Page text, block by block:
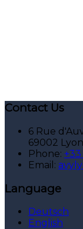
Contact Us
6 Rue
69002 Lyon
Phone:
Email:
Language
Deutsch
English